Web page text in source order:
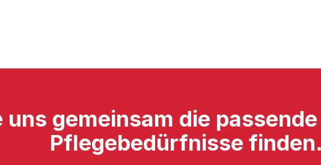
uns gemeinsam die
Pflegebedürfnisse finden.